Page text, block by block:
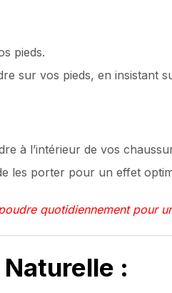
pieds.
sur vos pieds, en insistant
à l’intérieur de vos
les porter pour un effet
quotidiennement pour
: